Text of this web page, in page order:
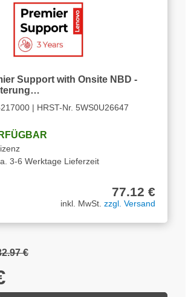
Support with Onsite NBD -
| HRST-Nr. 5WS0U26647
3-6 Werktage Lieferzeit
77.12 €
inkl. MwSt. zzgl. Versand
€